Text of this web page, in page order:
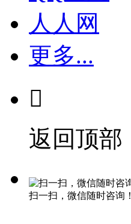
人人网
更多...

返回顶部
扫一扫，微信随时咨询！